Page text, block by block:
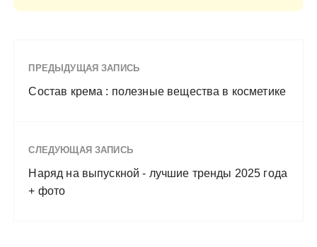
ПРЕДЫДУЩАЯ ЗАПИСЬ
Состав крема : полезные вещества в косметике
СЛЕДУЮЩАЯ ЗАПИСЬ
Наряд на выпускной - лучшие тренды 2025 года
+ фото